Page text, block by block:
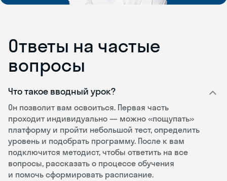
Ответы на частые
вопросы
Что такое вводный урок?
Он позволит вам освоиться. Первая часть
проходит индивидуально — можно «пощупать»
платформу и пройти небольшой тест, определить
уровень и подобрать программу. После к вам
подключится методист, чтобы ответить на все
вопросы, рассказать о процессе обучения
и помочь сформировать расписание.